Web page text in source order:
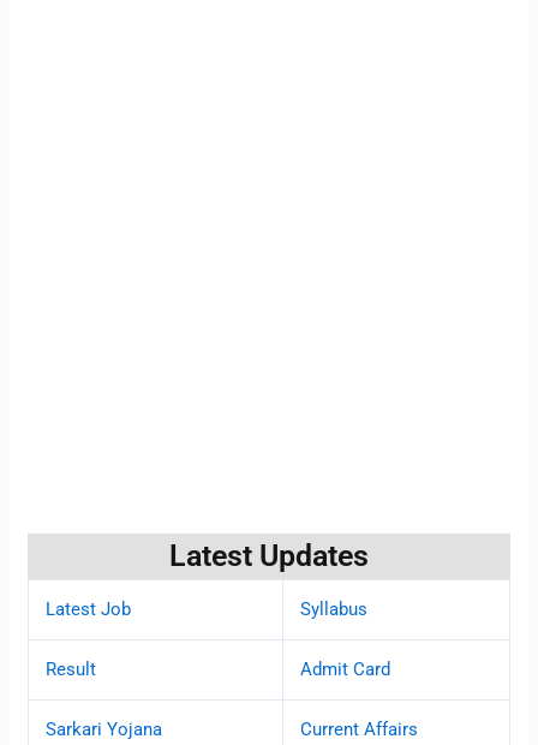
Latest Updates
Latest Job Syllabus
Result Admit Card
Sarkari Yojana Current Affairs